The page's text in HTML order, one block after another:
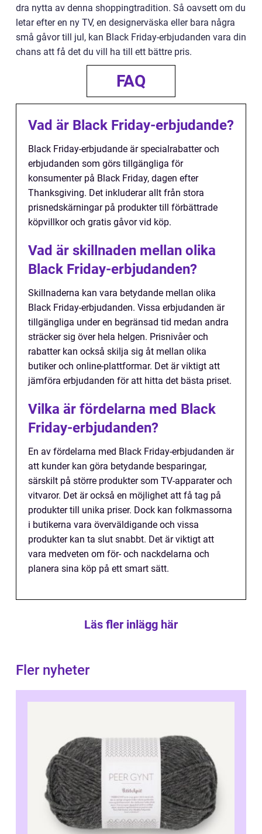
dra nytta av denna shoppingtradition. Så oavsett om du
letar efter en ny TV, en designerväska eller bara några
små gåvor till jul, kan Black Friday-erbjudanden vara din
chans att få det du vill ha till ett bättre pris.
FAQ
Vad är Black Friday-erbjudande?
Black Friday-erbjudande är specialrabatter och
erbjudanden som görs tillgängliga för
konsumenter på Black Friday, dagen efter
Thanksgiving. Det inkluderar allt från stora
prisnedskärningar på produkter till förbättrade
köpvillkor och gratis gåvor vid köp.
Vad är skillnaden mellan olika
Black Friday-erbjudanden?
Skillnaderna kan vara betydande mellan olika
Black Friday-erbjudanden. Vissa erbjudanden är
tillgängliga under en begränsad tid medan andra
sträcker sig över hela helgen. Prisnivåer och
rabatter kan också skilja sig åt mellan olika
butiker och online-plattformar. Det är viktigt att
jämföra erbjudanden för att hitta det bästa priset.
Vilka är fördelarna med Black
Friday-erbjudanden?
En av fördelarna med Black Friday-erbjudanden är
att kunder kan göra betydande besparingar,
särskilt på större produkter som TV-apparater och
vitvaror. Det är också en möjlighet att få tag på
produkter till unika priser. Dock kan folkmassorna
i butikerna vara överväldigande och vissa
produkter kan ta slut snabbt. Det är viktigt att
vara medveten om för- och nackdelarna och
planera sina köp på ett smart sätt.
Läs fler inlägg här
Fler nyheter